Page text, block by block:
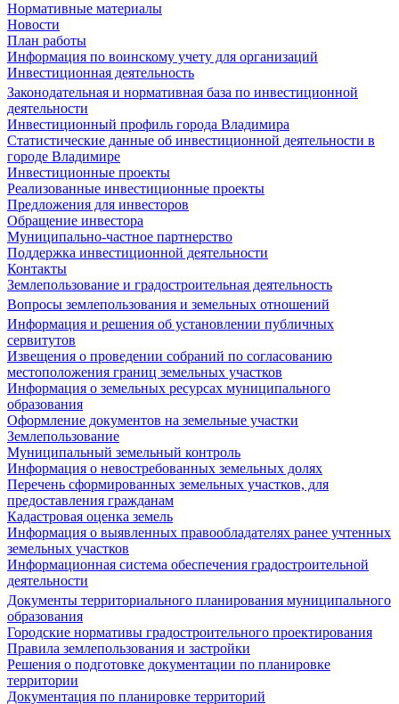
Нормативные материалы
Новости
План работы
Информация по воинскому учету для организаций
Инвестиционная деятельность
Законодательная и нормативная база по инвестиционной
деятельности
Инвестиционный профиль города Владимира
Статистические данные об инвестиционной деятельности в
городе Владимире
Инвестиционные проекты
Реализованные инвестиционные проекты
Предложения для инвесторов
Обращение инвестора
Муниципально-частное партнерство
Поддержка инвестиционной деятельности
Контакты
Землепользование и градостроительная деятельность
Вопросы землепользования и земельных отношений
Информация и решения об установлении публичных
сервитутов
Извещения о проведении собраний по согласованию
местоположения границ земельных участков
Информация о земельных ресурсах муниципального
образования
Оформление документов на земельные участки
Землепользование
Муниципальный земельный контроль
Информация о невостребованных земельных долях
Перечень сформированных земельных участков, для
предоставления гражданам
Кадастровая оценка земель
Информация о выявленных правообладателях ранее учтенных
земельных участков
Информационная система обеспечения градостроительной
деятельности
Документы территориального планирования муниципального
образования
Городские нормативы градостроительного проектирования
Правила землепользования и застройки
Решения о подготовке документации по планировке
территории
Документация по планировке территорий